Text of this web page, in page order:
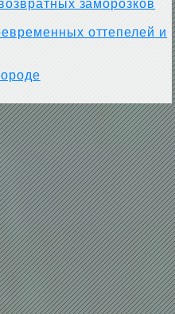
заморозков
оттепелей и